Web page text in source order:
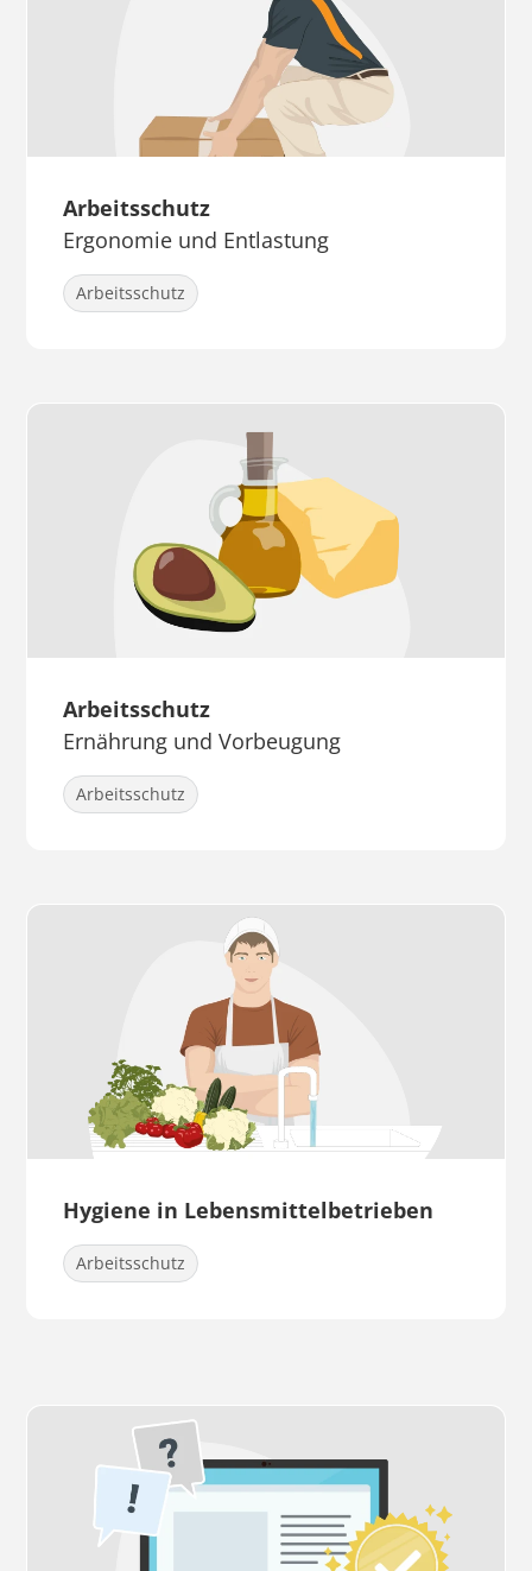
Arbeitsschutz
Ergonomie und Entlastung
Arbeitsschutz
Arbeitsschutz
Ernährung und Vorbeugung
Arbeitsschutz
Hygiene in Lebensmittelbetrieben
Arbeitsschutz